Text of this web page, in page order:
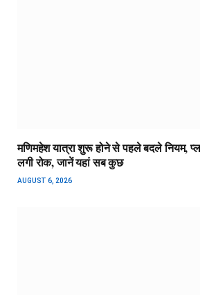
मणिमहेश यात्रा शुरू होने से पहले बदले नियम,
लगी रोक, जानें यहां सब कुछ
AUGUST 6, 2026